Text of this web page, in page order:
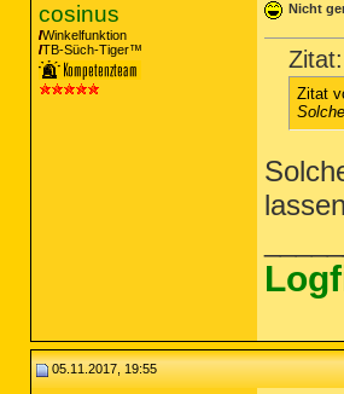
cosinus
Winkelfunktion
TB-Süch-Tiger™
Nicht
Zitat:
Zitat
05.11.2017, 19:55